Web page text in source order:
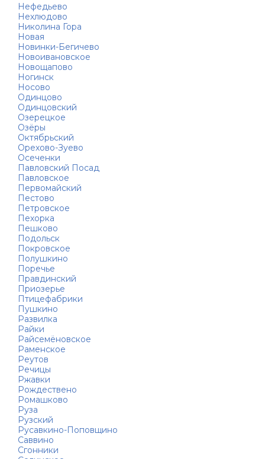
Нефедьево
Нехлюдово
Николина Гора
Новая
Новинки-Бегичево
Новоивановское
Новощапово
Ногинск
Носово
Одинцово
Одинцовский
Озерецкое
Озёры
Октябрьский
Орехово-Зуево
Осеченки
Павловский Посад
Павловское
Первомайский
Пестово
Петровское
Пехорка
Пешково
Подольск
Покровское
Полушкино
Поречье
Правдинский
Приозерье
Птицефабрики
Пушкино
Развилка
Райки
Райсемёновское
Раменское
Реутов
Речицы
Ржавки
Рождествено
Ромашково
Руза
Рузский
Русавкино-Поповщино
Саввино
Сгонники